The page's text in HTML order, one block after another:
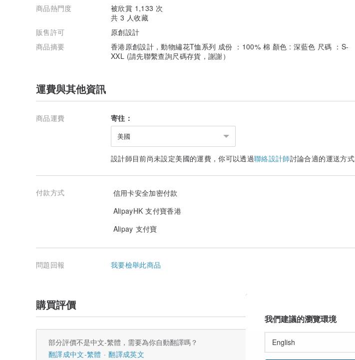
商品熱門度
被欣賞 1,133 次
共 3 人收藏
販售許可
原創設計
商品摘要
香港原創設計，動物繡花T恤系列 成份 ：100% 棉 顏色 : 深藍色 尺碼 ：S-
XXL (請先聯繫查詢尺碼存貨，謝謝）
運費與其他資訊
商品運費 寄往：
美國
設計師目前尚未設定美國的運費，你可以透過聯絡設計師討論合適的運送方式
付款方式
信用卡安全加密付款
AlipayHK 支付寶香港
Alipay 支付寶
問題回報 我要檢舉此商品
購買評價
部分評價不是中文-繁體，需要為你自動翻譯嗎？
翻譯成中文-繁體
翻譯成英文
我們建議的瀏覽環境